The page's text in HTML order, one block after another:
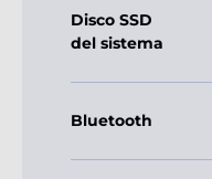
Disco SSD
del sistema
Bluetooth